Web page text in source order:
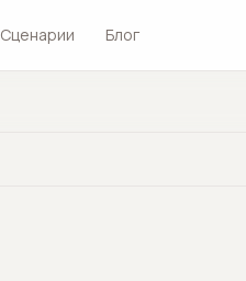
Сценарии Блог